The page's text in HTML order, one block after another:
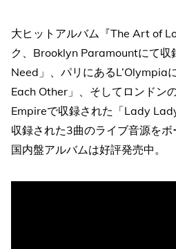
大ヒットアルバム『The Art of
ク、Brooklyn Paramountにて収
Need」、パリにあるL’Olympia
Each Other」、そしてロンドン
Empireで収録された「Lady
収録された3曲のライブ音源を
国内盤アルバムは好評発売中。